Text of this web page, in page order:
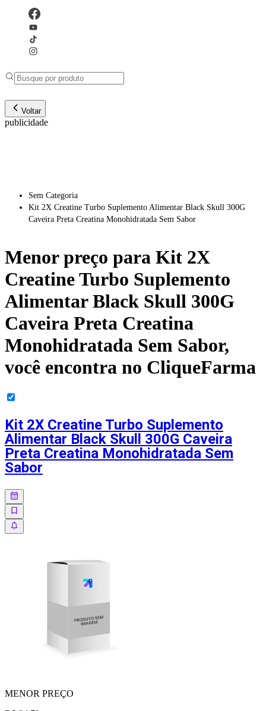
Voltar
publicidade
Sem Categoria
Kit 2X Creatine Turbo Suplemento Alimentar Black Skull 300G
Caveira Preta Creatina Monohidratada Sem Sabor
Menor preço para Kit 2X
Creatine Turbo Suplemento
Alimentar Black Skull 300G
Caveira Preta Creatina
Monohidratada Sem Sabor,
você encontra no CliqueFarma
Kit 2X Creatine Turbo Suplemento
Alimentar Black Skull 300G Caveira
Preta Creatina Monohidratada Sem
Sabor
MENOR PREÇO